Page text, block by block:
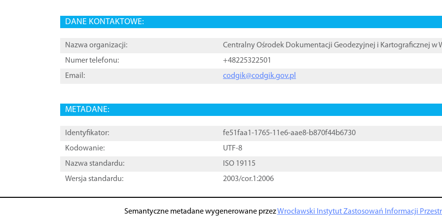
DANE KONTAKTOWE:
Nazwa organizacji:
Centralny Ośrodek Dokumentacji Geodezyjnej i Kartograficznej w
Numer telefonu:
+48225322501
Email:
codgik@codgik.gov.pl
METADANE:
Identyfikator:
fe51faa1-1765-11e6-aae8-b870f44b6730
Kodowanie:
UTF-8
Nazwa standardu:
ISO 19115
Wersja standardu:
2003/cor.1:2006
Semantyczne metadane wygenerowane przezWrocławski Instytut Zastosowań Informacji